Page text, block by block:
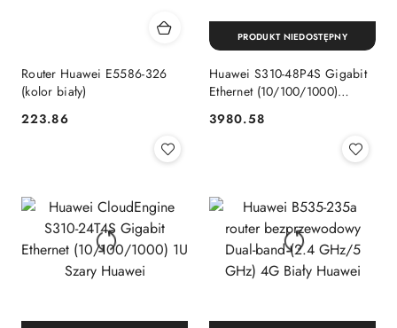
Router Huawei E5586-326
(kolor biały)
Cena:
223.86
Huawei S310-48P4S Gigabit
Ethernet (10/100/1000)
Cena:
3980.58
PRODUKT NIEDOSTĘPNY